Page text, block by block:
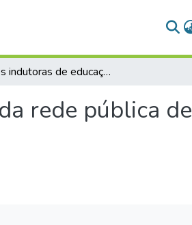
Ações indutoras de educação integral em escolas da rede pública de Mojuí dos Campos/PA: desafios da gestão escolar
rede pública de